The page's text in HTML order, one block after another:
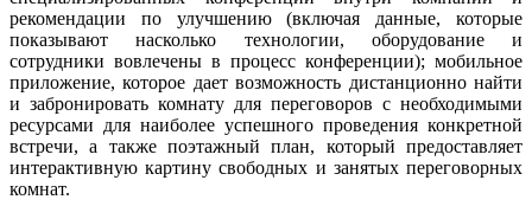
рекомендации по улучшению (включая данные, которые
показывают насколько технологии, оборудование и
сотрудники вовлечены в процесс конференции); мобильное
приложение, которое дает возможность дистанционно найти
и забронировать комнату для переговоров с необходимыми
ресурсами для наиболее успешного проведения конкретной
встречи, а также поэтажный план, который предоставляет
интерактивную картину свободных и занятых переговорных
комнат.